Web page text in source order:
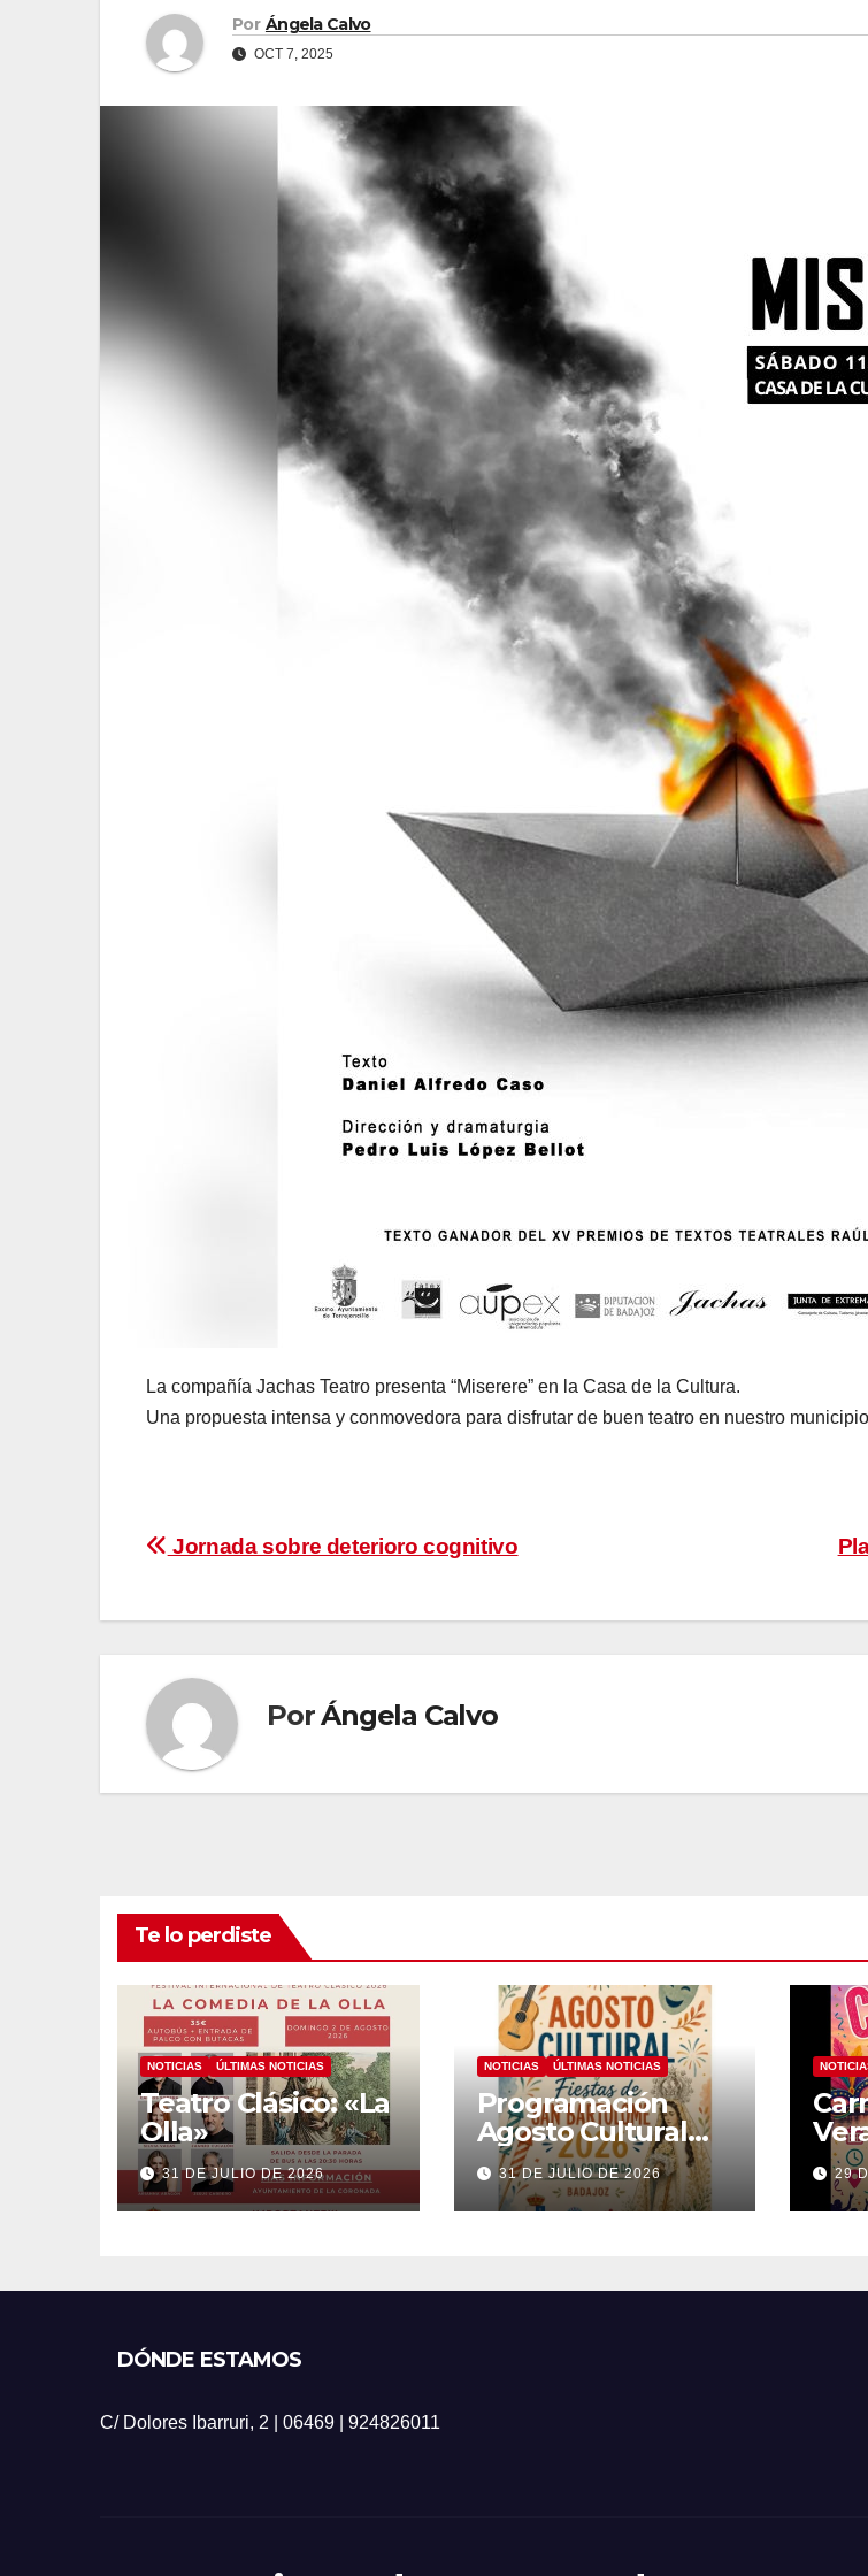
Por Ángela Calvo
OCT 7, 2025
La compañía Jachas Teatro presenta “Miserere” en la Casa de la Cultura.
Una propuesta intensa y conmovedora para disfrutar de buen teatro en nuestro
Navegación
Jornada sobre deterioro cognitivo
PorÁngela Calvo
Te lo perdiste
NOTICIAS ÚLTIMAS NOTICIAS
Teatro Clásico: «La
Olla»
31 DE JULIO DE 2026
NOTICIAS ÚLTIMAS NOTICIAS
Programación
Agosto Cultural
2026
31 DE JULIO DE 2026 29
DÓNDE ESTAMOS
C/ Dolores Ibarruri, 2 | 06469 | 924826011